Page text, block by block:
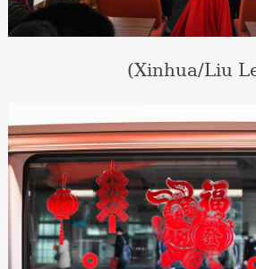
(Xinhua/Liu